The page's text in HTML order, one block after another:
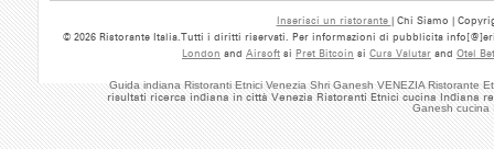
Guida indiana Ristoranti Etnici Venezia Shri Ganesh VENEZIA Ristorante
risultati ricerca indiana in città Venezia Ristoranti Etnici cucina Indiana
Ganesh cucina
Inserisci un ristorante | Chi Siamo |
© 2026 Ristorante Italia.Tutti i diritti riservati. Per informazioni di pubblicita
London and Airsoft si Pret Bitcoin si Curs Valutar and Otel